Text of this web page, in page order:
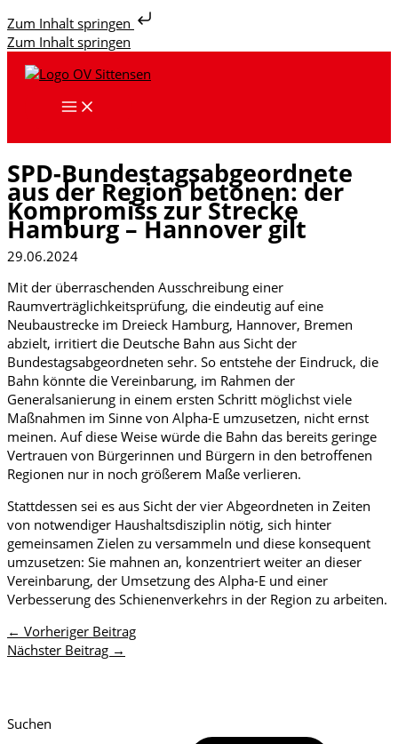
Zum Inhalt springen
Zum Inhalt springen
SPD-Bundestagsabgeordnete
aus der Region betonen: der
Kompromiss zur Strecke
Hamburg – Hannover gilt
29.06.2024
Mit der überraschenden Ausschreibung einer
Raumverträglichkeitsprüfung, die eindeutig auf eine
Neubaustrecke im Dreieck Hamburg, Hannover, Bremen
abzielt, irritiert die Deutsche Bahn aus Sicht der
Bundestagsabgeordneten sehr. So entstehe der Eindruck, die
Bahn könnte die Vereinbarung, im Rahmen der
Generalsanierung in einem ersten Schritt möglichst viele
Maßnahmen im Sinne von Alpha-E umzusetzen, nicht ernst
meinen. Auf diese Weise würde die Bahn das bereits geringe
Vertrauen von Bürgerinnen und Bürgern in den betroffenen
Regionen nur in noch größerem Maße verlieren.
Stattdessen sei es aus Sicht der vier Abgeordneten in Zeiten
von notwendiger Haushaltsdisziplin nötig, sich hinter
gemeinsamen Zielen zu versammeln und diese konsequent
umzusetzen: Sie mahnen an, konzentriert weiter an dieser
Vereinbarung, der Umsetzung des Alpha-E und einer
Verbesserung des Schienenverkehrs in der Region zu arbeiten.
← Vorheriger Beitrag
Nächster Beitrag →
Suchen